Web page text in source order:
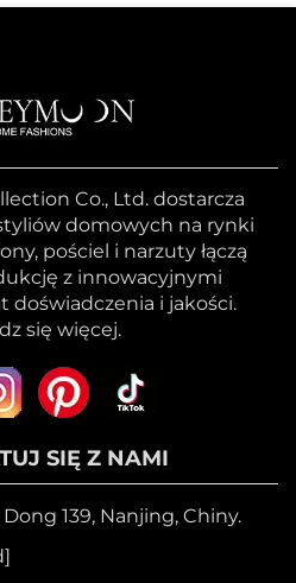
Co., Ltd. dostarcza
domowych na rynki
pościel i narzuty łączą
z innowacyjnymi
doświadczenia i jakości.
się więcej.
SIĘ Z NAMI
139, Nanjing, Chiny.